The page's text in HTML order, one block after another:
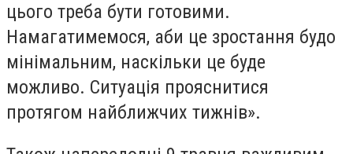
цього треба бути готовими.
Намагатимемося, аби це зростання будо
мінімальним, наскільки це буде
можливо. Ситуація прояснитися
протягом найближчих тижнів».